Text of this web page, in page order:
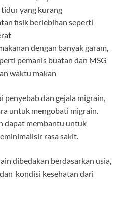
yang kurang
fisik berlebihan seperti
dengan banyak garam,
pemanis buatan dan MSG
waktu makan
penyebab dan gejala migrain,
untuk mengobati migrain.
dapat membantu untuk
rasa sakit.
dibedakan berdasarkan usia,
kondisi kesehatan dari